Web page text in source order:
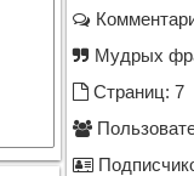
Мудрых
Страниц: 7